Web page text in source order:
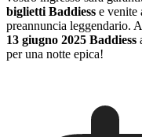
biglietti Baddiess e venite
preannuncia leggendario.
13 giugno 2025 Baddiess
per una notte epica!